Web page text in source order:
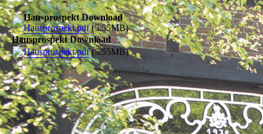
Hausprospekt Download
Hausprospekt.pdf(5.55MB)
Hausprospekt Download
Hausprospekt.pdf(5.55MB)